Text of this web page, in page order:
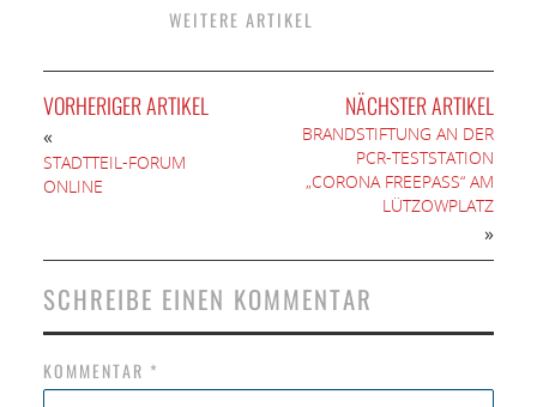
WEITERE ARTIKEL
VORHERIGER ARTIKEL
«
STADTTEIL-FORUM
ONLINE
NÄCHSTER ARTIKEL
BRANDSTIFTUNG AN DER
PCR-TESTSTATION
„CORONA FREEPASS“ AM
LÜTZOWPLATZ
»
SCHREIBE EINEN KOMMENTAR
KOMMENTAR *